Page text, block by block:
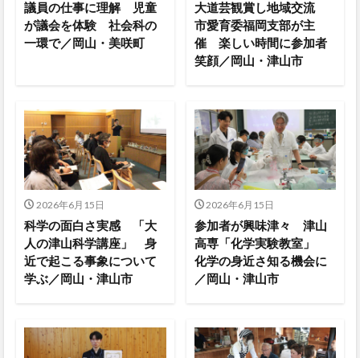
議員の仕事に理解 児童
が議会を体験 社会科の
一環で／岡山・美咲町
大道芸観賞し地域交流
市愛育委福岡支部が主
催 楽しい時間に参加者
笑顔／岡山・津山市
2026年6月15日
科学の面白さ実感 「大
人の津山科学講座」 身
近で起こる事象について
学ぶ／岡山・津山市
2026年6月15日
参加者が興味津々 津山
高専「化学実験教室」
化学の身近さ知る機会に
／岡山・津山市